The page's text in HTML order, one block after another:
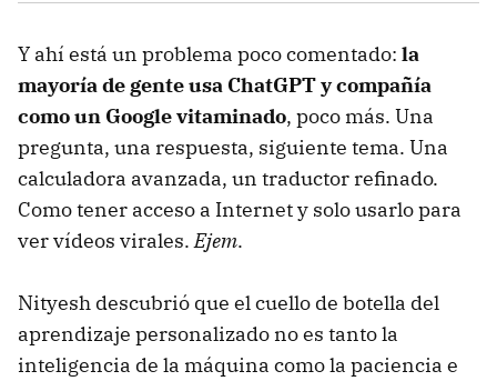
Y ahí está un problema poco comentado: la
mayoría de gente usa ChatGPT y compañía
como un Google vitaminado, poco más. Una
pregunta, una respuesta, siguiente tema. Una
calculadora avanzada, un traductor refinado.
Como tener acceso a Internet y solo usarlo para
ver vídeos virales.Ejem.
Nityesh descubrió que el cuello de botella del
aprendizaje personalizado no es tanto la
inteligencia de la máquina como la paciencia e